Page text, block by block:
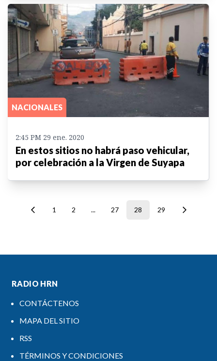
NACIONALES
2:45 PM 29 ene. 2020
En estos sitios no habrá paso vehicular,
por celebración a la Virgen de Suyapa
1 2 ... 27 28 29
RADIO HRN
CONTÁCTENOS
MAPA DEL SITIO
RSS
TÉRMINOS Y CONDICIONES